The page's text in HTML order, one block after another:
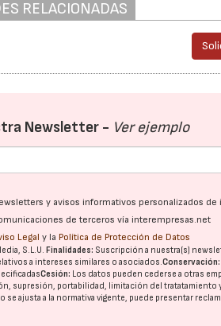
RELACIONADAS
Newsletter - Ver ejemplo
y avisos informativos personalizados
de terceros vía interempresas.net
Legal y la Política de Protección de Datos
S.L.U.Finalidades: Suscripción a nuestra(s)
a intereses similares o asociados.Conservación:
Cesión: Los datos pueden cederse a otras
supresión, portabilidad, limitación del tratatamiento
se ajusta a la normativa vigente, puede presentar